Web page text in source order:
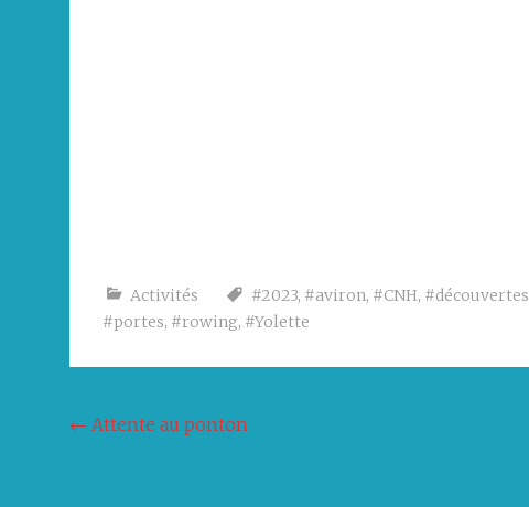
Activités #2023, #aviron, #CNH, #découvertes
#portes, #rowing, #Yolette
Navigation
← Attente au ponton